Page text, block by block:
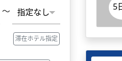
～
滞在ホテル指定
5